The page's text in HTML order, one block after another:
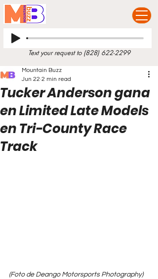
Text your request to (828) 622-2299
Tucker Anderson gana
en Limited Late Models
en Tri-County Race
Track
Mountain Buzz
Jun 22 2 min read
(Foto de Deango Motorsports Photography)